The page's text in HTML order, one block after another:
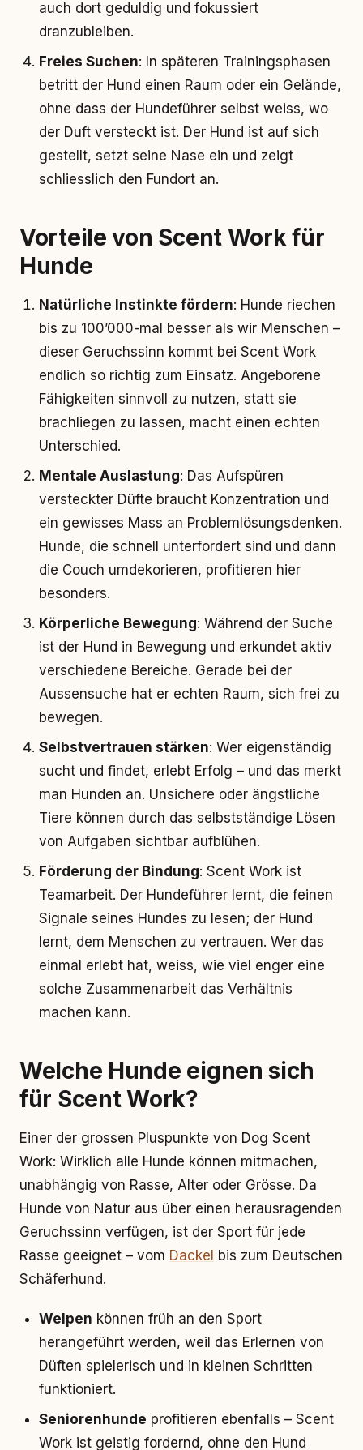
auch dort geduldig und fokussiert
dranzubleiben.
Freies Suchen: In späteren Trainingsphasen
betritt der Hund einen Raum oder ein Gelände,
ohne dass der Hundeführer selbst weiss, wo
der Duft versteckt ist. Der Hund ist auf sich
gestellt, setzt seine Nase ein und zeigt
schliesslich den Fundort an.
Vorteile von Scent Work für
Hunde
Natürliche Instinkte fördern: Hunde riechen
bis zu 100’000-mal besser als wir Menschen –
dieser Geruchssinn kommt bei Scent Work
endlich so richtig zum Einsatz. Angeborene
Fähigkeiten sinnvoll zu nutzen, statt sie
brachliegen zu lassen, macht einen echten
Unterschied.
Mentale Auslastung: Das Aufspüren
versteckter Düfte braucht Konzentration und
ein gewisses Mass an Problemlösungsdenken.
Hunde, die schnell unterfordert sind und dann
die Couch umdekorieren, profitieren hier
besonders.
Körperliche Bewegung: Während der Suche
ist der Hund in Bewegung und erkundet aktiv
verschiedene Bereiche. Gerade bei der
Aussensuche hat er echten Raum, sich frei zu
bewegen.
Selbstvertrauen stärken: Wer eigenständig
sucht und findet, erlebt Erfolg – und das merkt
man Hunden an. Unsichere oder ängstliche
Tiere können durch das selbstständige Lösen
von Aufgaben sichtbar aufblühen.
Förderung der Bindung: Scent Work ist
Teamarbeit. Der Hundeführer lernt, die feinen
Signale seines Hundes zu lesen; der Hund
lernt, dem Menschen zu vertrauen. Wer das
einmal erlebt hat, weiss, wie viel enger eine
solche Zusammenarbeit das Verhältnis
machen kann.
Welche Hunde eignen sich
für Scent Work?
Einer der grossen Pluspunkte von Dog Scent
Work: Wirklich alle Hunde können mitmachen,
unabhängig von Rasse, Alter oder Grösse. Da
Hunde von Natur aus über einen herausragenden
Geruchssinn verfügen, ist der Sport für jede
Rasse geeignet – vom Dackel bis zum Deutschen
Schäferhund.
Welpen können früh an den Sport
herangeführt werden, weil das Erlernen von
Düften spielerisch und in kleinen Schritten
funktioniert.
Seniorenhunde profitieren ebenfalls – Scent
Work ist geistig fordernd, ohne den Hund